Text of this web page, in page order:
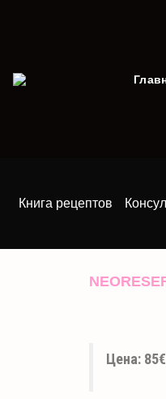
Книга рецептов
Цена: 85€